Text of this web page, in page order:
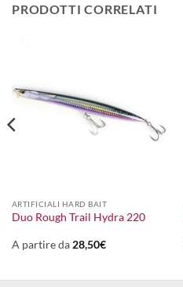
PRODOTTI CORRELATI
ARTIFICIALI HARD BAIT
Duo Rough Trail Hydra 220
A partire da 28,50€